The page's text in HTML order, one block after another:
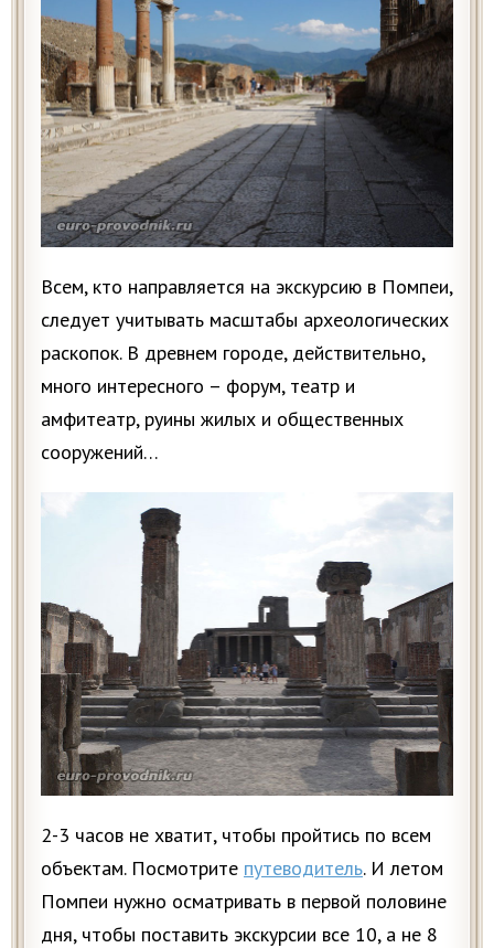
Всем, кто направляется на экскурсию в Помпеи,
следует учитывать масштабы археологических
раскопок. В древнем городе, действительно,
много интересного – форум, театр и
амфитеатр, руины жилых и общественных
сооружений…
2-3 часов не хватит, чтобы пройтись по всем
объектам. Посмотрите путеводитель. И летом
Помпеи нужно осматривать в первой половине
дня, чтобы поставить экскурсии все 10, а не 8